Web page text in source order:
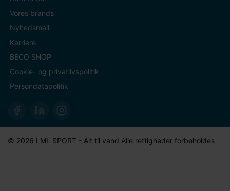
Vores brands
Nyhedsmail
Karriere
BECO SHOP
Cookie- og privatlivspolitik
Persondatapolitik
© 2026 LML SPORT - Alt til vand Alle rettigheder forbeholdes